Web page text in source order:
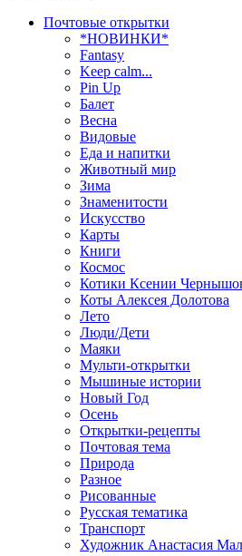
Почтовые открытки
*НОВИНКИ*
Fantasy
Keep calm...
Pin Up
Балет
Весна
Видовые
Еда и напитки
Животный мир
Зима
Знаменитости
Искусство
Карты
Книги
Космос
Котики Ксении
Коты Алексея Долотова
Лето
Люди/Дети
Маяки
Мульти-открытки
Мышиные истории
Новый Год
Осень
Открытки-рецепты
Почтовая тема
Природа
Разное
Рисованные
Русская тематика
Транспорт
Художник Анастасия